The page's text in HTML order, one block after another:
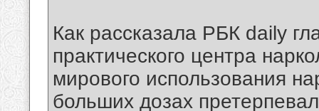
Как рассказала РБК daily
практического центра
мирового использования
больших дозах